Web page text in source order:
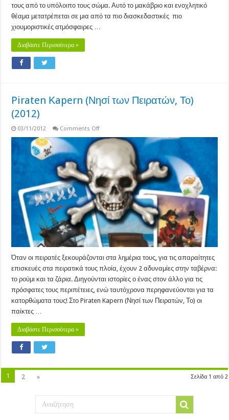
τους από το υπόλοιπο τους σώμα. Αυτό το μακάβριο και ενοχλητικό
θέαμα μετατρέπεται σε μια από τα πιο διασκεδαστικές πιο
χιουμοριστικές ατμόσφαιρες …
Διαβάστε Περισσότερα »
Piraten Κapern (Νησί των Πειρατών, Το)
(2012)
03/11/2012 Comments Offon
Κapern
(Νησί
των
Το)
(2012)
Όταν οι πειρατές ξεκουράζονται στα λημέρια τους, για τις απαραίτητες
επισκευές στα πειρατικά τους πλοία, έχουν 2 αδυναμίες στην ταβέρνα:
το ρούμι και τα ζάρια. Διηγούνται ιστορίες ο ένας στον άλλο για τις
πρόσφατες τους περιπέτειες, ενώ ταυτόχρονα περηφανεύονται για τα
κατορθώματα τους! Στο Piraten Kapern (Νησί των Πειρατών, Το) οι
παίκτες …
Διαβάστε Περισσότερα »
Σελίδα 1 από 2
1 2 »